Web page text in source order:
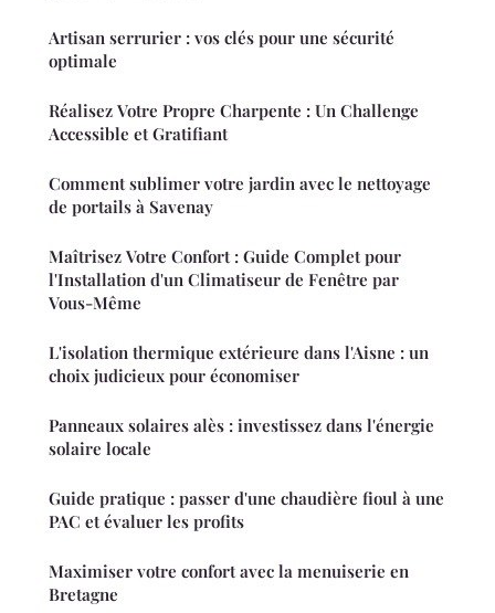
Artisan serrurier : vos clés pour une sécurité
optimale
Réalisez Votre Propre Charpente : Un Challenge
Accessible et Gratifiant
Comment sublimer votre jardin avec le nettoyage
de portails à Savenay
Maîtrisez Votre Confort : Guide Complet pour
l'Installation d'un Climatiseur de Fenêtre par
Vous-Même
L'isolation thermique extérieure dans l'Aisne : un
choix judicieux pour économiser
Panneaux solaires alès : investissez dans l'énergie
solaire locale
Guide pratique : passer d'une chaudière fioul à une
PAC et évaluer les profits
Maximiser votre confort avec la menuiserie en
Bretagne